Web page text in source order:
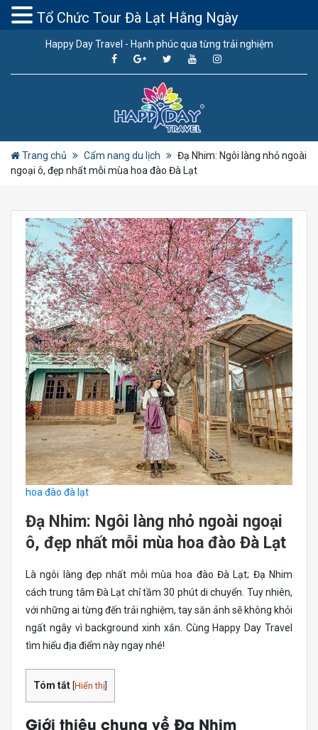
Happy Day Travel - Hạnh phúc qua từng trải nghiệm
Trang chủ Cẩm nang du lịch
Đạ Nhim: Ngôi làng nhỏ ngoài
ngoại ô, đẹp nhất mỗi mùa hoa đào Đà Lạt
hoa đào đà lạt
Đạ Nhim: Ngôi làng nhỏ ngoài ngoại
ô, đẹp nhất mỗi mùa hoa đào Đà Lạt
Là ngôi làng đẹp nhất mỗi mùa hoa đào Đà Lạt; Đạ Nhim
cách trung tâm Đà Lạt chỉ tầm 30 phút di chuyển. Tuy nhiên,
với những ai từng đến trải nghiệm, tay săn ảnh sẽ không khỏi
ngất ngây vì background xinh xắn. Cùng Happy Day Travel
tìm hiểu địa điểm này ngay nhé!
Tóm tắt Hiển thị
Giới thiệu chung về Đạ Nhim
Tổ Chức Tour Đà Lạt Hằng Ngày